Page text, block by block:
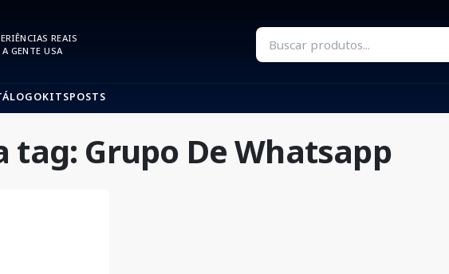
REAIS
GENTE USA
KITSPOSTS
tag: Grupo De Whatsapp